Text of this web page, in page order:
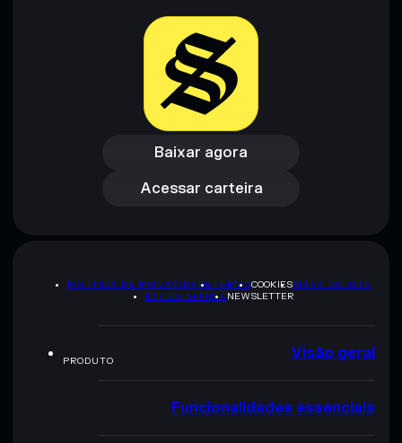
Baixar agora
Baixar agora
Acessar carteira
Acessar carteira
POLÍTICA DE PRIVACIDADETERMSCOOKIESMAPA DO SITE
KIT DA MARCA NEWSLETTER
PRODUTO Visão geral
Funcionalidades essenciais